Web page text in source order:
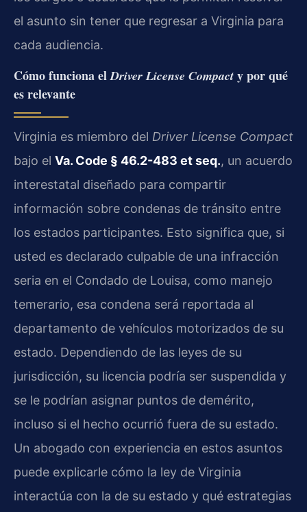
el asunto sin tener que regresar a Virginia para
cada audiencia.
Cómo funciona elDriver License Compact y por qué
es relevante
Virginia es miembro del Driver License Compact
bajo el Va. Code § 46.2-483 et seq., un acuerdo
interestatal diseñado para compartir
información sobre condenas de tránsito entre
los estados participantes. Esto significa que, si
usted es declarado culpable de una infracción
seria en el Condado de Louisa, como manejo
temerario, esa condena será reportada al
departamento de vehículos motorizados de su
estado. Dependiendo de las leyes de su
jurisdicción, su licencia podría ser suspendida y
se le podrían asignar puntos de demérito,
incluso si el hecho ocurrió fuera de su estado.
Un abogado con experiencia en estos asuntos
puede explicarle cómo la ley de Virginia
interactúa con la de su estado y qué estrategias